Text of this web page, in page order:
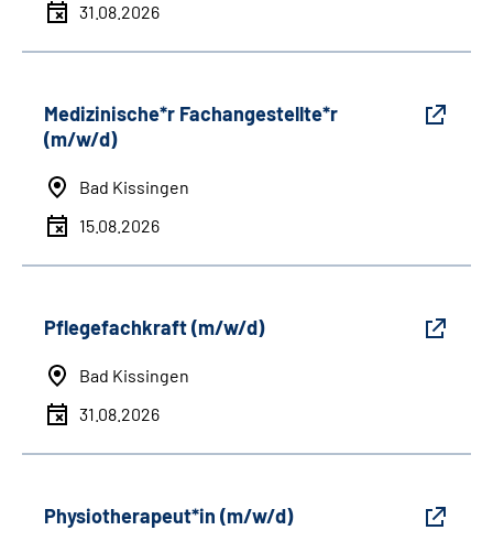
31.08.2026
Medizinische*r Fachangestellte*r
(m/w/d)
Bad Kissingen
15.08.2026
Pflegefachkraft (m/w/d)
Bad Kissingen
31.08.2026
Physiotherapeut*in (m/w/d)